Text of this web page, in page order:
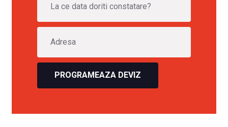
PROGRAMEAZA DEVIZ